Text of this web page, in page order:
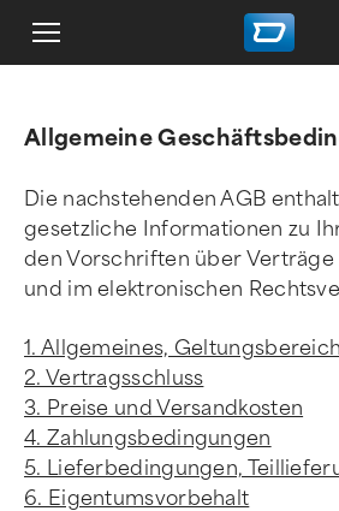
Allgemeine
Die nachstehenden AGB
gesetzliche Informationen zu
den Vorschriften über Verträge
und im elektronischen
1. Allgemeines, Geltungsbereich
2. Vertragsschluss
3. Preise und Versandkosten
4. Zahlungsbedingungen
5. Lieferbedingungen,
6. Eigentumsvorbehalt